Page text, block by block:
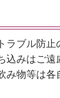
ラブル防止
込みはご遠
み物等は各